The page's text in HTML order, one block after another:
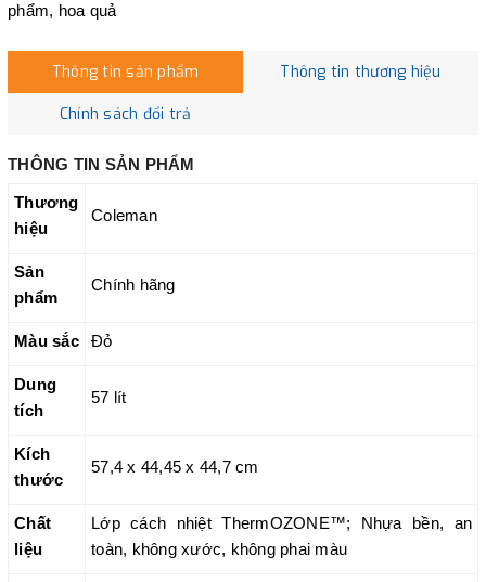
phẩm, hoa quả
Thông tin sản phẩm Thông tin thương hiệu
Chính sách đổi trả
THÔNG TIN SẢN PHẨM
Thương
hiệu
Coleman
Sản
phẩm
Chính hãng
Màu sắc Đỏ
Dung
tích
57 lít
Kích
thước
57,4 x 44,45 x 44,7 cm
Chất
liệu
Lớp cách nhiệt ThermOZONE™; Nhựa bền, an
toàn, không xước, không phai màu